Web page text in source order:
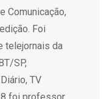
Comunicação,
Foi
telejornais da
SP,
TV